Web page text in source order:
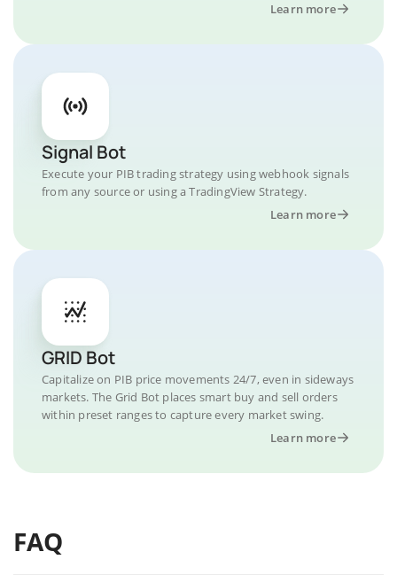
Learn more
Signal Bot
Execute your PIB trading strategy using webhook signals
from any source or using a TradingView Strategy.
Learn more
GRID Bot
Capitalize on PIB price movements 24/7, even in sideways
markets. The Grid Bot places smart buy and sell orders
within preset ranges to capture every market swing.
Learn more
FAQ